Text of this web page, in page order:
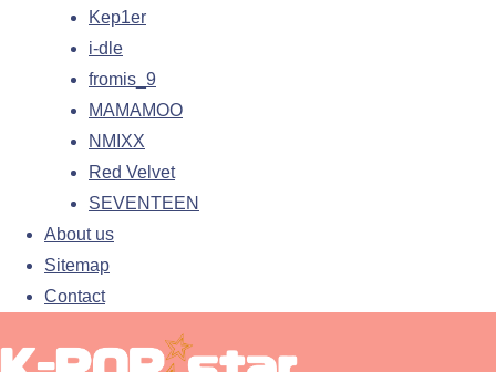
Kep1er
i-dle
fromis_9
MAMAMOO
NMIXX
Red Velvet
SEVENTEEN
About us
Sitemap
Contact